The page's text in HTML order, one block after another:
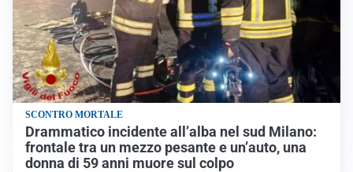
SCONTRO MORTALE
Drammatico incidente all’alba nel sud Milano:
frontale tra un mezzo pesante e un’auto, una
donna di 59 anni muore sul colpo